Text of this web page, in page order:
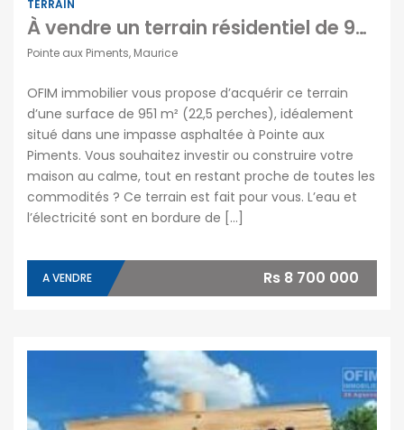
TERRAIN
À vendre un terrain résidentiel de 951m2 proche de toutes commodités à Pointe aux Piments
Pointe aux Piments, Maurice
OFIM immobilier vous propose d’acquérir ce terrain
d’une surface de 951 m² (22,5 perches), idéalement
situé dans une impasse asphaltée à Pointe aux
Piments. Vous souhaitez investir ou construire votre
maison au calme, tout en restant proche de toutes les
commodités ? Ce terrain est fait pour vous. L’eau et
l’électricité sont en bordure de […]
A VENDRE Rs 8 700 000